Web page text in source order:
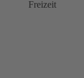
Freizeit